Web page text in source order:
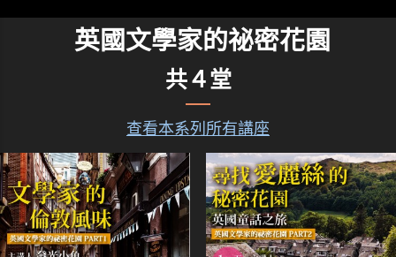
英國文學家的祕密花園
共４堂
查看本系列所有講座